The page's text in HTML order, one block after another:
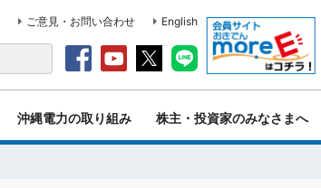
ご意見・お問い合わせ English
沖縄電力の取り組み 株主・投資家のみなさまへ